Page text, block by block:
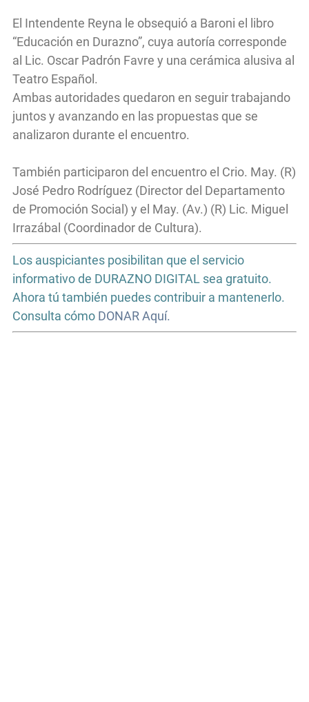
El Intendente Reyna le obsequió a Baroni el libro
“Educación en Durazno”, cuya autoría corresponde
al Lic. Oscar Padrón Favre y una cerámica alusiva al
Teatro Español.
Ambas autoridades quedaron en seguir trabajando
juntos y avanzando en las propuestas que se
analizaron durante el encuentro.
También participaron del encuentro el Crio. May. (R)
José Pedro Rodríguez (Director del Departamento
de Promoción Social) y el May. (Av.) (R) Lic. Miguel
Irrazábal (Coordinador de Cultura).
Los auspiciantes posibilitan que el servicio
informativo de DURAZNO DIGITAL sea gratuito.
Ahora tú también puedes contribuir a mantenerlo.
Consulta cómo DONAR Aquí.